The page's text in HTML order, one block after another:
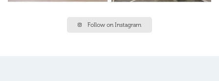
Follow on Instagram